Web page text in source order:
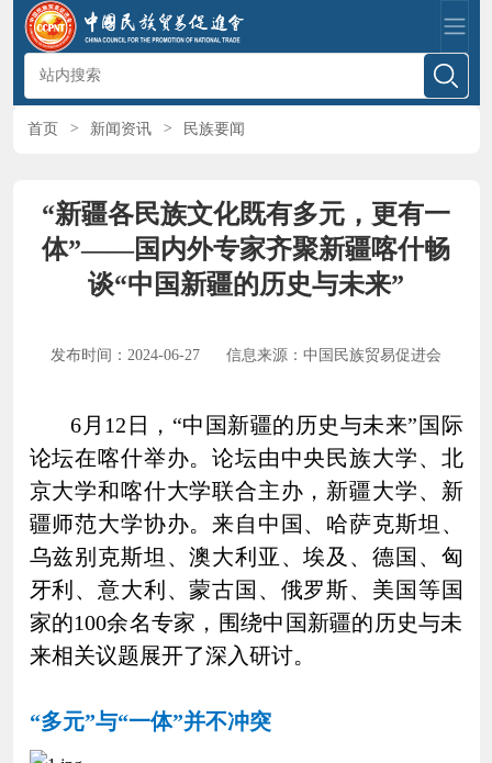
首页 > 新闻资讯 > 民族要闻
“新疆各民族文化既有多元，更有一
体”——国内外专家齐聚新疆喀什畅
谈“中国新疆的历史与未来”
发布时间：2024-06-27 信息来源：中国民族贸易促进会
6月12日，“中国新疆的历史与未来”国际
论坛在喀什举办。论坛由中央民族大学、北
京大学和喀什大学联合主办，新疆大学、新
疆师范大学协办。来自中国、哈萨克斯坦、
乌兹别克斯坦、澳大利亚、埃及、德国、匈
牙利、意大利、蒙古国、俄罗斯、美国等国
家的100余名专家，围绕中国新疆的历史与未
来相关议题展开了深入研讨。
“多元”与“一体”并不冲突